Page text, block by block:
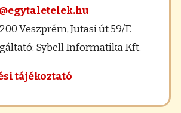
Veszprém, Jutasi út 59/F.
Sybell Informatika Kft.
tájékoztató